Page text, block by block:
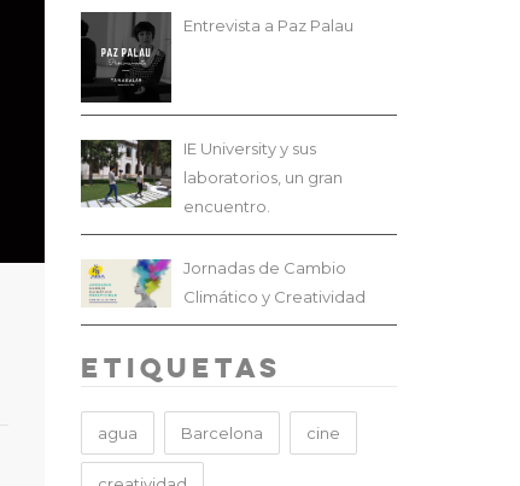
Entrevista a Paz Palau
IE University y sus
laboratorios, un gran
encuentro.
Jornadas de Cambio
Climático y Creatividad
Etiquetas
agua Barcelona cine